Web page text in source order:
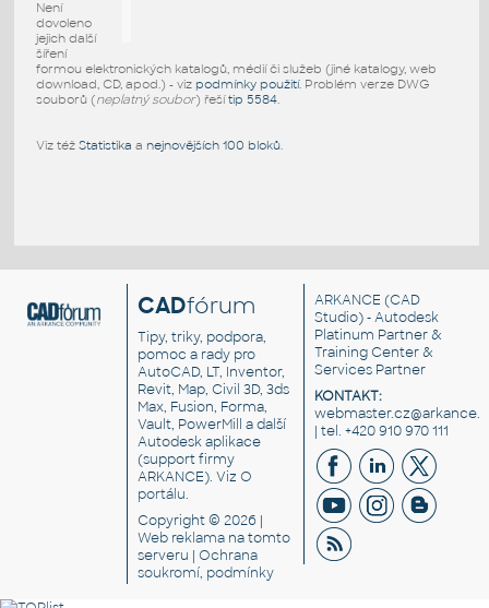
Není
dovoleno
jejich další
šíření
formou elektronických katalogů, médií či služeb (jiné katalogy, web
download, CD, apod.) - viz podmínky použití. Problém verze DWG
souborů (neplatný soubor) řešítip 5584.
Viz též Statistika a nejnovějších 100 bloků.
CADfórum
Tipy, triky, podpora,
pomoc a rady pro
AutoCAD, LT, Inventor,
Revit, Map, Civil 3D, 3ds
Max, Fusion, Forma,
Vault, PowerMill a další
Autodesk aplikace
(support firmy
ARKANCE). VizO
portálu.
Copyright © 2026 |
Web reklama na tomto
serveru |Ochrana
soukromí, podmínky
ARKANCE (CAD
Studio) - Autodesk
Platinum Partner &
Training Center &
Services Partner
KONTAKT:
| tel. +420 910 970 111